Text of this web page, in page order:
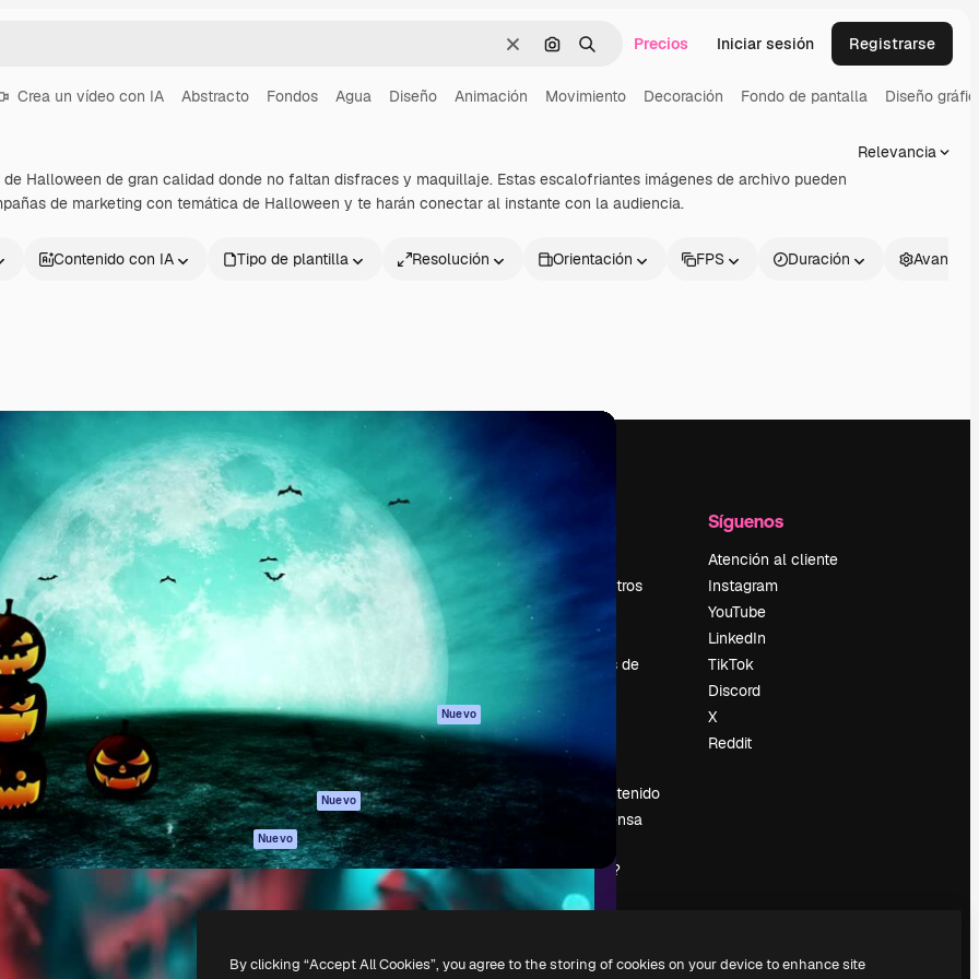
BorrarBuscar por imagen
BuscarPrecios Iniciar sesión Registrarse
Crea un vídeo con IA Abstracto Fondos Agua Diseño Animación Movimiento Decoración Fondo de pantalla Diseño
Halloween de gran calidad donde no faltan disfraces y maquillaje. Estas escalofriantes imágenes de archivo pueden
de marketing con temática de Halloween y te harán conectar al instante con la audiencia.
Relevancia
Contenido con IA Tipo de plantilla Resolución Orientación FPS Duración
para dirigir tu mejor
millón de suscriptores
agencias y
Productos
Spaces
Asistente de IA
Generador de
Generador de
vídeos
Texto a voz
Contenido de
stock
MCP para
Claude/ChatGPT
Nuevo
Agentes Nuevo
API
App móvil
Información útil
Academy
Documentación
Soporte
privacidad
Originales Nuevo
Política de cookies
Centro de
confianza
Afiliados
Empresas
Sobre nosotros
Tendencias de
Blog
Eventos
Slidesgo
Vender contenido
Sala de prensa
magnific.ai?
Síguenos
Atención al cliente
Instagram
YouTube
LinkedIn
TikTok
Discord
X
Reddit
By clicking “Accept All Cookies”, you agree to the storing of cookies on your device to enhance site